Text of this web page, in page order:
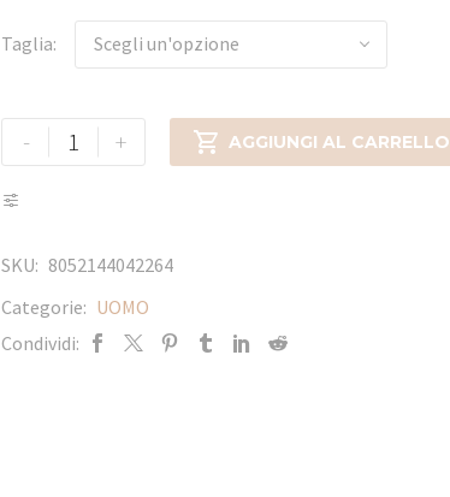
Taglia Scegli un'opzione
- +  AGGIUNGI AL CARRELLO
SKU: 8052144042264
Categorie: UOMO
Condividi: